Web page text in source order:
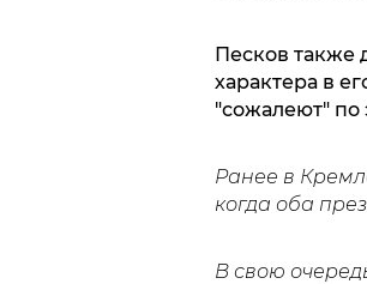
Песков также
характера в
"сожалеют" по
Ранее в
когда оба
В свою